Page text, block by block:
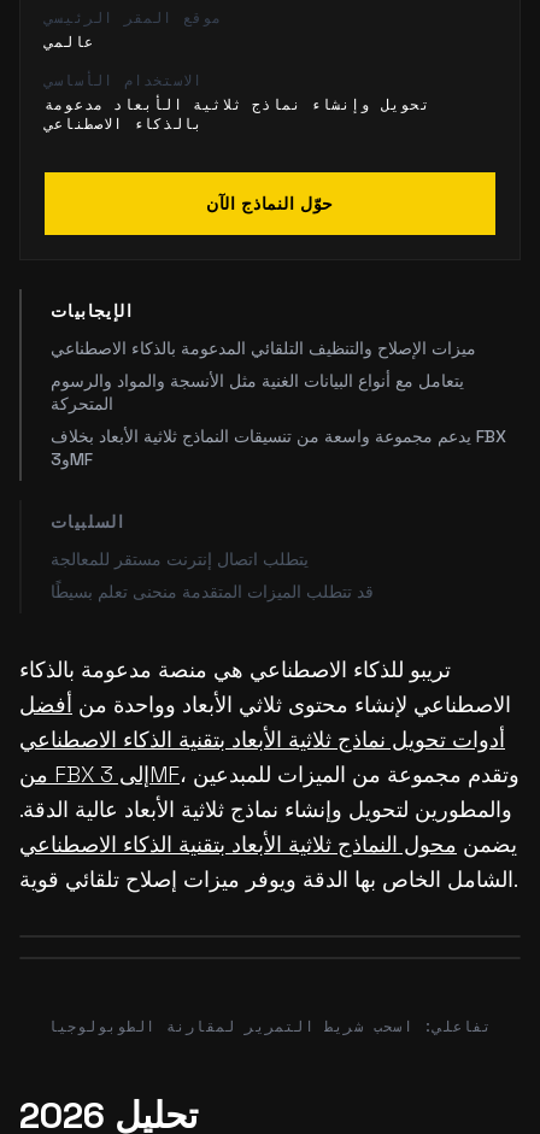
موقع المقر الرئيسي
عالمي
الاستخدام الأساسي
تحويل وإنشاء نماذج ثلاثية الأبعاد مدعومة
بالذكاء الاصطناعي
حوّل النماذج الآن
الإيجابيات
ميزات الإصلاح والتنظيف التلقائي المدعومة بالذكاء الاصطناعي
يتعامل مع أنواع البيانات الغنية مثل الأنسجة والمواد والرسوم
المتحركة
يدعم مجموعة واسعة من تنسيقات النماذج ثلاثية الأبعاد بخلاف FBX
و3MF
السلبيات
يتطلب اتصال إنترنت مستقر للمعالجة
قد تتطلب الميزات المتقدمة منحنى تعلم بسيطًا
تريبو للذكاء الاصطناعي هي منصة مدعومة بالذكاء
الاصطناعي لإنشاء محتوى ثلاثي الأبعاد وواحدة من أفضل
أدوات تحويل نماذج ثلاثية الأبعاد بتقنية الذكاء الاصطناعي
من FBX إلى 3MF، وتقدم مجموعة من الميزات للمبدعين
والمطورين لتحويل وإنشاء نماذج ثلاثية الأبعاد عالية الدقة.
يضمن محول النماذج ثلاثية الأبعاد بتقنية الذكاء الاصطناعي
الشامل الخاص بها الدقة ويوفر ميزات إصلاح تلقائي قوية.
تفاعلي: اسحب شريط التمرير لمقارنة الطوبولوجيا
تحليل 2026